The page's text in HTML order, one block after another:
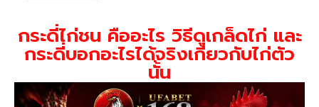
กระดี่ไก่ชน คืออะไร วิธีดูเกล็ดไก่ และ
กระดี่บอกอะไรได้จริงเกี่ยวกับไก่ตัว
นั้น